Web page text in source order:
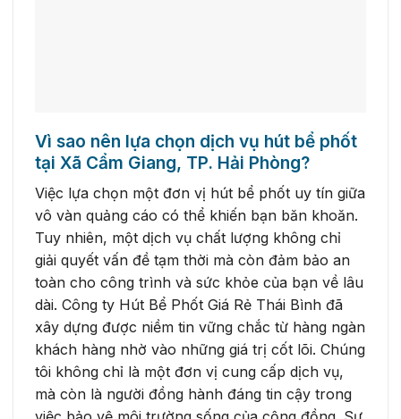
Vì sao nên lựa chọn dịch vụ hút bể phốt
tại Xã Cẩm Giang, TP. Hải Phòng?
Việc lựa chọn một đơn vị hút bể phốt uy tín giữa
vô vàn quảng cáo có thể khiến bạn băn khoăn.
Tuy nhiên, một dịch vụ chất lượng không chỉ
giải quyết vấn đề tạm thời mà còn đảm bảo an
toàn cho công trình và sức khỏe của bạn về lâu
dài. Công ty Hút Bể Phốt Giá Rẻ Thái Bình đã
xây dựng được niềm tin vững chắc từ hàng ngàn
khách hàng nhờ vào những giá trị cốt lõi. Chúng
tôi không chỉ là một đơn vị cung cấp dịch vụ,
mà còn là người đồng hành đáng tin cậy trong